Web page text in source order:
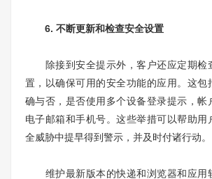
6. 不断更新和检查安全设置
除接到安全提示外，客户还应定期检
置，以确保可用的安全功能的应用。这包
确与否，是否使用多个设备登录提示，帐
电子邮箱和手机号。这些举措可以帮助用
全威胁中提早得到警示，并及时付诸行动。
维护最新版本的快递和浏览器和应用